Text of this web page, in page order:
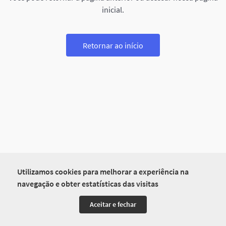
Utilizamos cookies para melhorar a experiência na
navegação e obter estatísticas das visitas
Aceitar e fechar
inicial.
Retornar ao início